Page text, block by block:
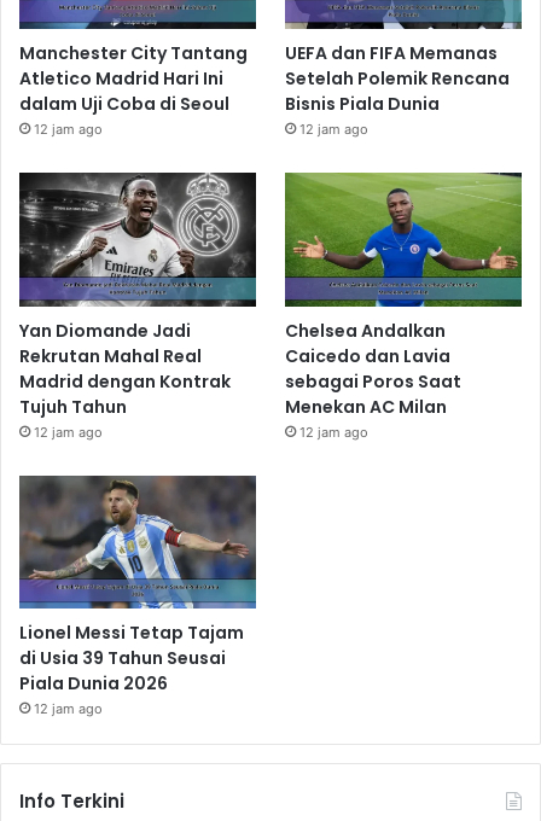
Manchester City Tantang
Atletico Madrid Hari Ini
dalam Uji Coba di Seoul
12 jam ago
UEFA dan FIFA Memanas
Setelah Polemik Rencana
Bisnis Piala Dunia
12 jam ago
Yan Diomande Jadi
Rekrutan Mahal Real
Madrid dengan Kontrak
Tujuh Tahun
12 jam ago
Chelsea Andalkan
Caicedo dan Lavia
sebagai Poros Saat
Menekan AC Milan
12 jam ago
Lionel Messi Tetap Tajam
di Usia 39 Tahun Seusai
Piala Dunia 2026
12 jam ago
Info Terkini